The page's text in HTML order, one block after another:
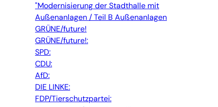
"Modernisierung der Stadthalle mit
Außenanlagen / Teil B Außenanlagen
GRÜNE/future!
GRÜNE/future!:
SPD:
CDU:
AfD:
DIE LINKE:
FDP/Tierschutzpartei: